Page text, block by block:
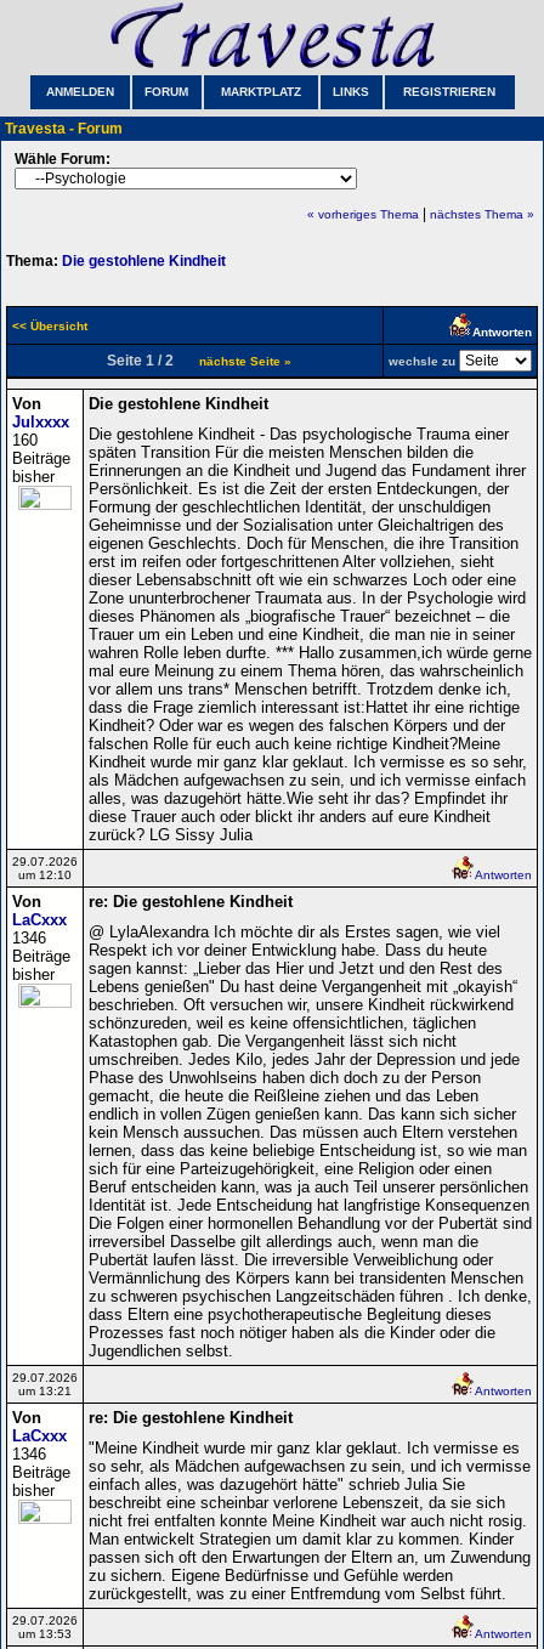
ANMELDEN FORUM MARKTPLATZ LINKS REGISTRIEREN
Travesta - Forum
Wähle Forum:
« vorheriges Thema nächstes Thema »
Thema: Die gestohlene Kindheit
<< Übersicht Antworten
Seite 1 / 2 nächste Seite » wechsle zu
Von
Julxxxx
160
Beiträge
bisher
Die gestohlene Kindheit
Die gestohlene Kindheit - Das psychologische Trauma einer
späten Transition Für die meisten Menschen bilden die
Erinnerungen an die Kindheit und Jugend das Fundament ihrer
Persönlichkeit. Es ist die Zeit der ersten Entdeckungen, der
Formung der geschlechtlichen Identität, der unschuldigen
Geheimnisse und der Sozialisation unter Gleichaltrigen des
eigenen Geschlechts. Doch für Menschen, die ihre Transition
erst im reifen oder fortgeschrittenen Alter vollziehen, sieht
dieser Lebensabschnitt oft wie ein schwarzes Loch oder eine
Zone ununterbrochener Traumata aus. In der Psychologie wird
dieses Phänomen als „biografische Trauer“ bezeichnet – die
Trauer um ein Leben und eine Kindheit, die man nie in seiner
wahren Rolle leben durfte. *** Hallo zusammen,ich würde gerne
mal eure Meinung zu einem Thema hören, das wahrscheinlich
vor allem uns trans* Menschen betrifft. Trotzdem denke ich,
dass die Frage ziemlich interessant ist:Hattet ihr eine richtige
Kindheit? Oder war es wegen des falschen Körpers und der
falschen Rolle für euch auch keine richtige Kindheit?Meine
Kindheit wurde mir ganz klar geklaut. Ich vermisse es so sehr,
als Mädchen aufgewachsen zu sein, und ich vermisse einfach
alles, was dazugehört hätte.Wie seht ihr das? Empfindet ihr
diese Trauer auch oder blickt ihr anders auf eure Kindheit
zurück? LG Sissy Julia
29.07.2026
um 12:10
Antworten
Von
LaCxxx
1346
Beiträge
bisher
re: Die gestohlene Kindheit
@ LylaAlexandra Ich möchte dir als Erstes sagen, wie viel
Respekt ich vor deiner Entwicklung habe. Dass du heute
sagen kannst: „Lieber das Hier und Jetzt und den Rest des
Lebens genießen" Du hast deine Vergangenheit mit „okayish“
beschrieben. Oft versuchen wir, unsere Kindheit rückwirkend
schönzureden, weil es keine offensichtlichen, täglichen
Katastophen gab. Die Vergangenheit lässt sich nicht
umschreiben. Jedes Kilo, jedes Jahr der Depression und jede
Phase des Unwohlseins haben dich doch zu der Person
gemacht, die heute die Reißleine ziehen und das Leben
endlich in vollen Zügen genießen kann. Das kann sich sicher
kein Mensch aussuchen. Das müssen auch Eltern verstehen
lernen, dass das keine beliebige Entscheidung ist, so wie man
sich für eine Parteizugehörigkeit, eine Religion oder einen
Beruf entscheiden kann, was ja auch Teil unserer persönlichen
Identität ist. Jede Entscheidung hat langfristige Konsequenzen
Die Folgen einer hormonellen Behandlung vor der Pubertät sind
irreversibel Dasselbe gilt allerdings auch, wenn man die
Pubertät laufen lässt. Die irreversible Verweiblichung oder
Vermännlichung des Körpers kann bei transidenten Menschen
zu schweren psychischen Langzeitschäden führen . Ich denke,
dass Eltern eine psychotherapeutische Begleitung dieses
Prozesses fast noch nötiger haben als die Kinder oder die
Jugendlichen selbst.
29.07.2026
um 13:21
Antworten
Von
LaCxxx
1346
Beiträge
bisher
re: Die gestohlene Kindheit
"Meine Kindheit wurde mir ganz klar geklaut. Ich vermisse es
so sehr, als Mädchen aufgewachsen zu sein, und ich vermisse
einfach alles, was dazugehört hätte" schrieb Julia Sie
beschreibt eine scheinbar verlorene Lebenszeit, da sie sich
nicht frei entfalten konnte Meine Kindheit war auch nicht rosig.
Man entwickelt Strategien um damit klar zu kommen. Kinder
passen sich oft den Erwartungen der Eltern an, um Zuwendung
zu sichern. Eigene Bedürfnisse und Gefühle werden
zurückgestellt, was zu einer Entfremdung vom Selbst führt.
29.07.2026
um 13:53
Antworten